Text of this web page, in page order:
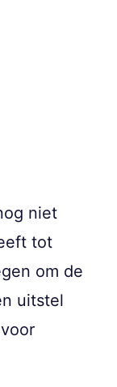
niet
tot
om de
uitstel